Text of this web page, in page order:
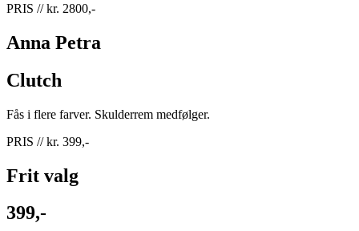
PRIS // kr. 2800,-
Anna Petra
Clutch
Fås i flere farver. Skulderrem medfølger.
PRIS // kr. 399,-
Frit valg
399,-